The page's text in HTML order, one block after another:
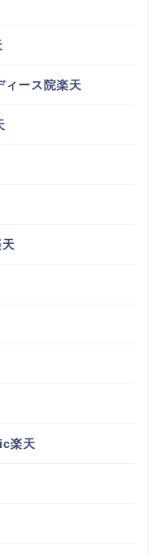
ィース院楽天
楽天